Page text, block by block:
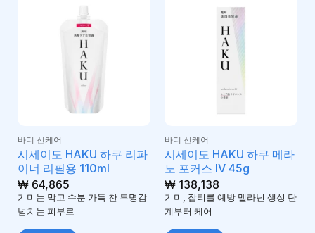
바디 선케어
시세이도 HAKU 하쿠 리파
이너 리필용 110ml
₩64,865
기미는 막고 수분 가득 찬 투명감
넘치는 피부로
바디 선케어
시세이도 HAKU 하쿠 메라
노 포커스 IV 45g
₩138,138
기미, 잡티를 예방 멜라닌 생성 단
계부터 케어